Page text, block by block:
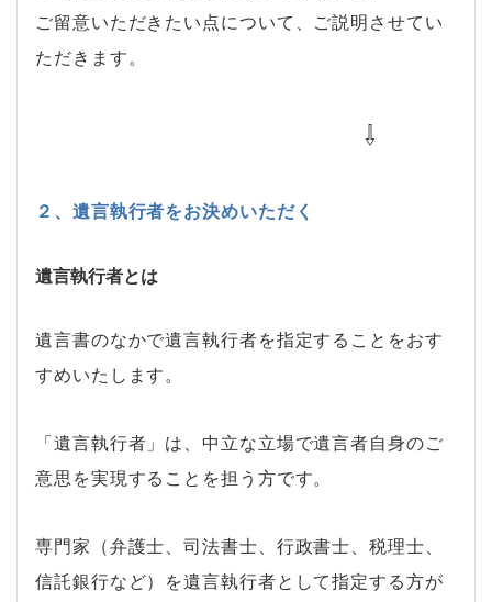
ご留意いただきたい点について、ご説明させてい
ただきます。
⇩
２、遺言執行者をお決めいただく
遺言執行者とは
遺言書のなかで遺言執行者を指定することをおす
すめいたします。
「遺言執行者」は、中立な立場で遺言者自身のご
意思を実現することを担う方です。
専門家（弁護士、司法書士、行政書士、税理士、
信託銀行など）を遺言執行者として指定する方が